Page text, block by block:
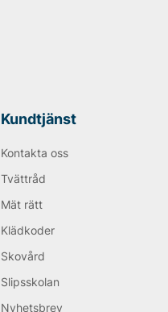
Kundtjänst
Kontakta oss
Tvättråd
Mät rätt
Klädkoder
Skovård
Slipsskolan
Nyhetsbrev